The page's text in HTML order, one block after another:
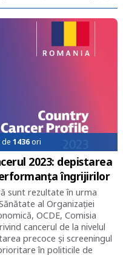
de1436ori
2023: depistarea
îngrijirilor
sunt rezultate în urma
al Organizației
OCDE, Comisia
cancerul de la nivelul
precoce și screeningul
în politicile de